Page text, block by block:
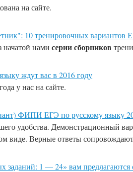
на сайте.
10 тренировочных вариантов
начатой нами серии сборников
ждут вас в 2016 году
у нас на сайте.
ФИПИ ЕГЭ по русскому языку
удобства. Демонстрационный
виде. Верные ответы
заданий: 1 — 24» вам предлагаются